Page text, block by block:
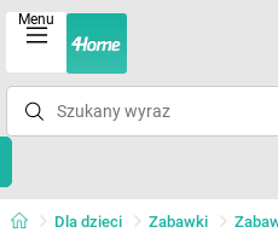
Menu
Dla dzieci Zabawki